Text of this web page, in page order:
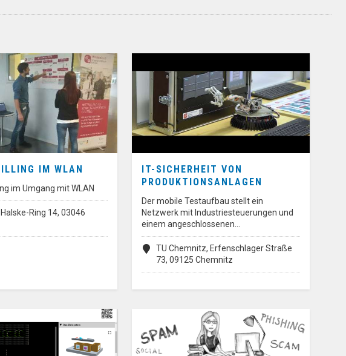
IM WLAN
im Umgang mit WLAN
Ring 14, 03046
IT-SICHERHEIT VON
PRODUKTIONSANLAGEN
Der mobile Testaufbau stellt ein
Netzwerk mit Industriesteuerungen und
einem angeschlossenen…
TU Chemnitz, Erfenschlager Straße
73, 09125 Chemnitz